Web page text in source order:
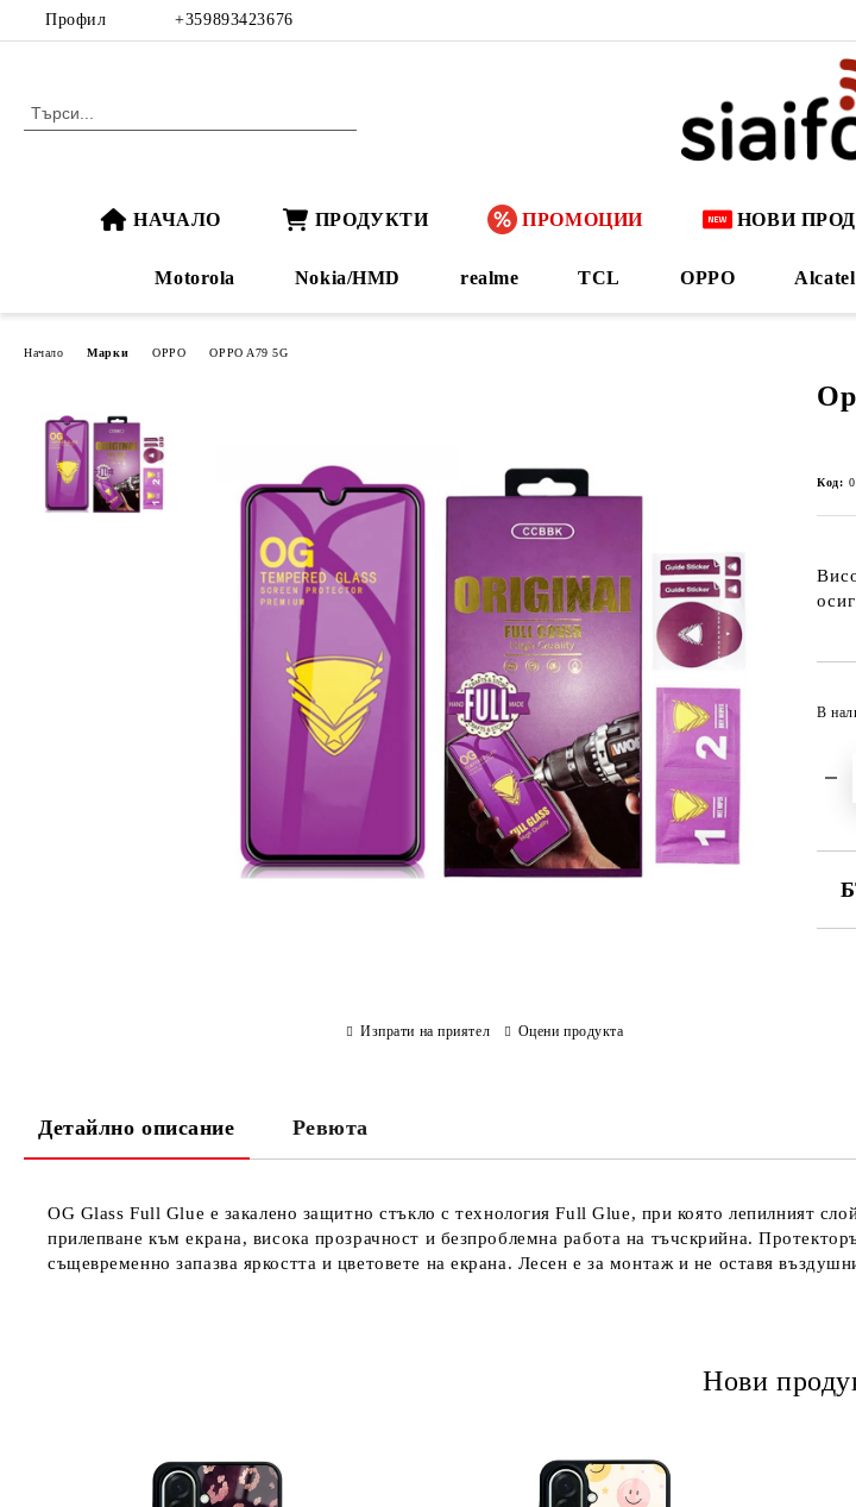
Профил +359893423676
НАЧАЛО ПРОДУКТИ ПРОМОЦИИ НОВИ
Motorola Nokia/HMD realme TCL OPPO Alcatel
Начало Марки OPPO OPPO A79 5G
Код:
В
Изпрати на приятел Оцени продукта
Детайлно описание Ревюта
OG Glass Full Glue е закалено защитно стъкло с технология Full Glue, при която лепилният
прилепване към екрана, висока прозрачност и безпроблемна работа на тъчскрийна.
същевременно запазва яркостта и цветовете на екрана. Лесен е за монтаж и не оставя
Нови